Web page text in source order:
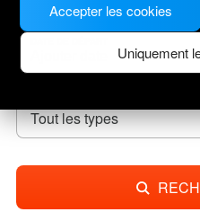
Tout les types
Uniquement
Accepter les cookies